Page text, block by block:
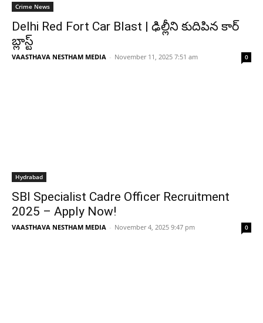
Crime News
Delhi Red Fort Car Blast | ఢిల్లీని కుదిపిన కార్
బ్లాస్ట్
VAASTHAVA NESTHAM MEDIA - November 11, 2025 7:51 am 0
Hydrabad
SBI Specialist Cadre Officer Recruitment
2025 – Apply Now!
VAASTHAVA NESTHAM MEDIA - November 4, 2025 9:47 pm 0